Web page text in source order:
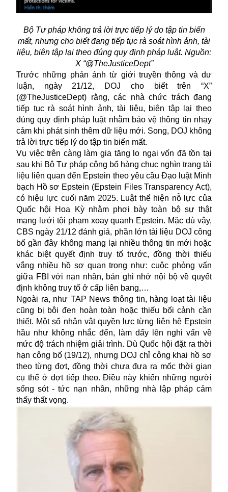
Bộ Tư pháp không trả lời trực tiếp lý do tập tin biến
mất, nhưng cho biết đang tiếp tục rà soát hình ảnh, tài
liệu, biên tập lại theo đúng quy định pháp luật. Nguồn:
X “@TheJusticeDept”
Trước những phản ánh từ giới truyền thông và dư
luận, ngày 21/12, DOJ cho biết trên “X”
(@TheJusticeDept) rằng, các nhà chức trách đang
tiếp tục rà soát hình ảnh, tài liệu, biên tập lại theo
đúng quy định pháp luật nhằm bảo vệ thông tin nhạy
cảm khi phát sinh thêm dữ liệu mới. Song, DOJ không
trả lời trực tiếp lý do tập tin biến mất.
Vụ việc trên càng làm gia tăng lo ngại vốn đã tồn tại
sau khi Bộ Tư pháp công bố hàng chục nghìn trang tài
liệu liên quan đến Epstein theo yêu cầu Đạo luật Minh
bạch Hồ sơ Epstein (Epstein Files Transparency Act),
có hiệu lực cuối năm 2025. Luật thể hiện nỗ lực của
Quốc hội Hoa Kỳ nhằm phơi bày toàn bộ sự thật
mạng lưới tội phạm xoay quanh Epstein. Mặc dù vậy,
CBS ngày 21/12 đánh giá, phần lớn tài liệu DOJ công
bố gần đây không mang lại nhiều thông tin mới hoặc
khác biệt quyết định truy tố trước, đồng thời thiếu
vắng nhiều hồ sơ quan trọng như: cuộc phỏng vấn
giữa FBI với nạn nhân, bản ghi nhớ nội bộ về quyết
định không truy tố ở cấp liên bang,…
Ngoài ra, như TAP News thông tin, hàng loạt tài liệu
cũng bị bôi đen hoàn toàn hoặc thiếu bối cảnh cần
thiết. Một số nhân vật quyền lực từng liên hệ Epstein
hầu như không nhắc đến, làm dấy lên nghi vấn về
mức độ trách nhiệm giải trình. Dù Quốc hội đặt ra thời
hạn công bố (19/12), nhưng DOJ chỉ công khai hồ sơ
theo từng đợt, đồng thời chưa đưa ra mốc thời gian
cụ thể ở đợt tiếp theo. Điều này khiến những người
sống sót - tức nạn nhân, những nhà lập pháp cảm
thấy thất vọng.